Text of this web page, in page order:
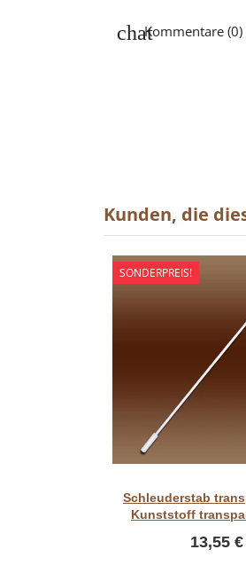
Kommentare (0)
Kunden, die
SONDERPREIS!
Schleuderstab
Kunststoff
13,55 €